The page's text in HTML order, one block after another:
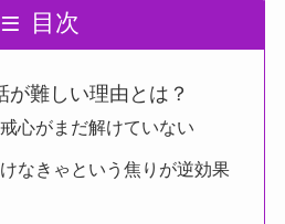
目次
が難しい理由とは？
心がまだ解けていない
なきゃという焦りが逆効果